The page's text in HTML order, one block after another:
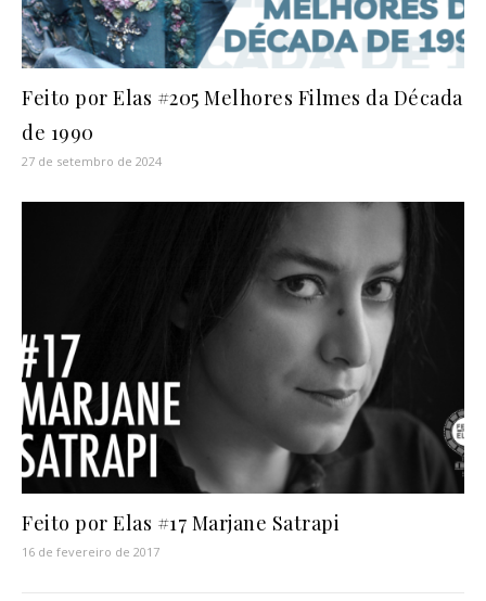
Feito por Elas #205 Melhores Filmes da Década
de 1990
27 de setembro de 2024
Feito por Elas #17 Marjane Satrapi
16 de fevereiro de 2017